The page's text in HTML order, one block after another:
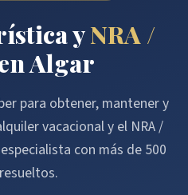
yNRA /
Algar
para obtener, mantener y
vacacional y el NRA /
con más de 500